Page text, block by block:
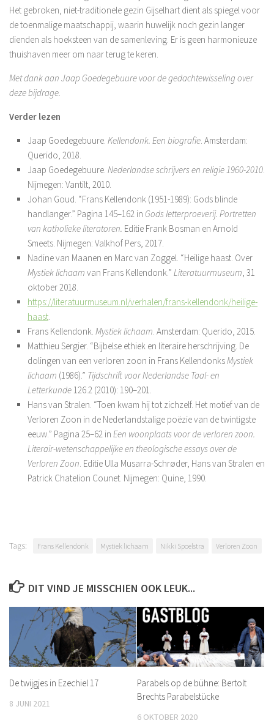
Het gebroken, niet-traditionele gezin Gijselhart dient als spiegel voor
de toenmalige maatschappij, waarin huwelijk noch gezin langer
dienden als hoeksteen van de samenleving. Er is geen harmonieuze
thuishaven meer om naar terug te keren.
Met dank aan Jaap Goedegebuure voor de gedachtewisseling over
deze bijdrage.
Verder lezen
Jaap Goedegebuure. Kellendonk. Een biografie. Amsterdam:
Querido, 2018.
Jaap Goedegebuure. Nederlandse schrijvers en religie 1960-2010.
Nijmegen: Vantilt, 2010.
Johan Goud. “Frans Kellendonk (1951-1989): Gods blinde
handlanger.” Pagina 145–162 in Gods letterproeverij. Portretten
van katholieke literatoren. Editie Frank Bosman en Arnold
Smeets. Nijmegen: Valkhof Pers, 2017.
Nadine van Maanen en Marc van Zoggel. “Heilige haast. Over
Mystiek lichaam van Frans Kellendonk.” Literatuurmuseum, 31
oktober 2018.
https://literatuurmuseum.nl/verhalen/frans-kellendonk/heilige-
haast.
Frans Kellendonk. Mystiek lichaam. Amsterdam: Querido, 2015.
Matthieu Sergier. “Bijbelse ethiek en literaire herschrijving. De
dolingen van een verloren zoon in Frans KellendonksMystiek
lichaam (1986).” Tijdschrift voor Nederlandse Taal- en
Letterkunde 126.2 (2010): 190–201.
Hans van Stralen. “Toen kwam hij tot zichzelf. Het motief van de
Verloren Zoon in de Nederlandstalige poëzie van de twintigste
eeuw.” Pagina 25–62 in Een woonplaats voor de verloren zoon.
Literair-wetenschappelijke en theologische essays over de
Verloren Zoon. Editie Ulla Musarra-Schrøder, Hans van Stralen en
Patrick Chatelion Counet. Nijmegen: Quine, 1990.
Tags: Frans Kellendonk Mystiek lichaam Nikki Spoelstra Verloren Zoon
DIT VIND JE MISSCHIEN OOK LEUK...
De twijgjes in Ezechiel 17
8 JUNI 2021
Parabels op de bühne: Bertolt
Brechts Parabelstücke
6 OKTOBER 2020